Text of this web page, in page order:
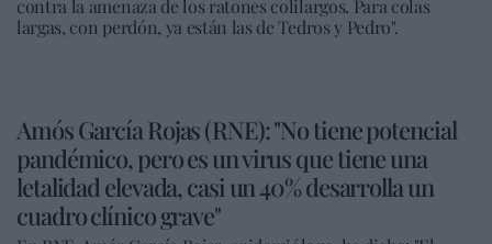
contra la amenaza de los ratones colilargos. Para colas
largas, con perdón, ya están las de Tedros y Pedro".
Amós García Rojas (RNE): "No tiene potencial
pandémico, pero es un virus que tiene una
letalidad elevada, casi un 40% desarrolla un
cuadro clínico grave"